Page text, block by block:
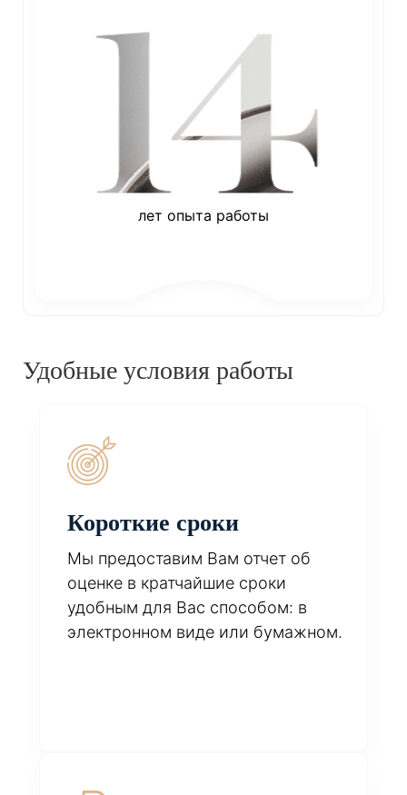
лет опыта работы
Удобные условия работы
Короткие сроки
Мы предоставим Вам отчет об
оценке в кратчайшие сроки
удобным для Вас способом: в
электронном виде или бумажном.